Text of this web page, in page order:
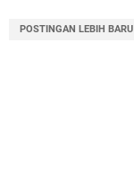
POSTINGAN LEBIH BARU